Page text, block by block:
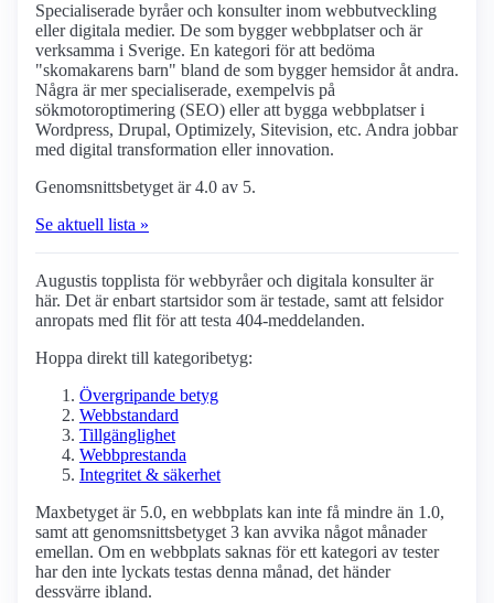
Specialiserade byråer och konsulter inom webbutveckling
eller digitala medier. De som bygger webbplatser och är
verksamma i Sverige. En kategori för att bedöma
"skomakarens barn" bland de som bygger hemsidor åt andra.
Några är mer specialiserade, exempelvis på
sökmotoroptimering (SEO) eller att bygga webbplatser i
Wordpress, Drupal, Optimizely, Sitevision, etc. Andra jobbar
med digital transformation eller innovation.
Genomsnittsbetyget är 4.0 av 5.
Se aktuell lista »
Augustis topplista för webbyråer och digitala konsulter är
här. Det är enbart startsidor som är testade, samt att felsidor
anropats med flit för att testa 404-meddelanden.
Hoppa direkt till kategoribetyg:
Övergripande betyg
Webbstandard
Tillgänglighet
Webbprestanda
Integritet & säkerhet
Maxbetyget är 5.0, en webbplats kan inte få mindre än 1.0,
samt att genomsnittsbetyget 3 kan avvika något månader
emellan. Om en webbplats saknas för ett kategori av tester
har den inte lyckats testas denna månad, det händer
dessvärre ibland.